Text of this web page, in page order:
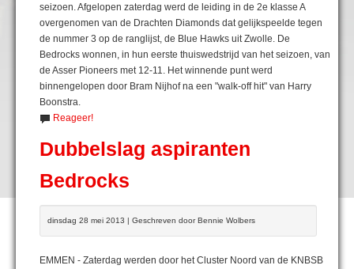
seizoen. Afgelopen zaterdag werd de leiding in de 2e klasse A
overgenomen van de Drachten Diamonds dat gelijkspeelde tegen
de nummer 3 op de ranglijst, de Blue Hawks uit Zwolle. De
Bedrocks wonnen, in hun eerste thuiswedstrijd van het seizoen, van
de Asser Pioneers met 12-11. Het winnende punt werd
binnengelopen door Bram Nijhof na een "walk-off hit" van Harry
Boonstra.
Reageer!
Dubbelslag aspiranten
Bedrocks
dinsdag 28 mei 2013 | Geschreven door Bennie Wolbers
EMMEN - Zaterdag werden door het Cluster Noord van de KNBSB